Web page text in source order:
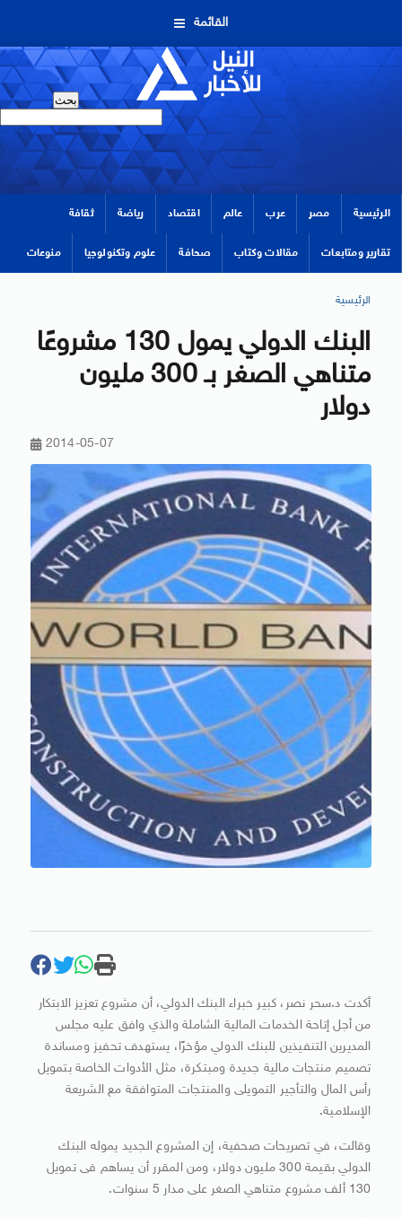
القائمة
الرئيسية مصر عرب عالم اقتصاد رياضة ثقافة
تقارير ومتابعات مقالات وكتاب صحافة علوم وتكنولوجيا منوعات
الرئيسية
البنك الدولي يمول 130 مشروعًا
متناهي الصغر بـ 300 مليون
دوﻻر
2014-05-07
أكدت د.سحر نصر، كبير خبراء البنك الدولي، أن مشروع تعزيز اﻻبتكار
من أجل إتاحة الخدمات المالية الشاملة والذي وافق عليه مجلس
المديرين التنفيذين للبنك الدولي مؤخرًا، يستهدف تحفيز ومساندة
تصميم منتجات مالية جديدة ومبتكرة، مثل الأدوات الخاصة بتمويل
رأس المال والتأجير التمويلى والمنتجات المتوافقة مع الشريعة
الإسلامية.
وقالت، في تصريحات صحفية، إن المشروع الجديد يموله البنك
الدولي بقيمة 300 مليون دوﻻر، ومن المقرر أن يساهم فى تمويل
130 ألف مشروع متناهي الصغر على مدار 5 سنوات.